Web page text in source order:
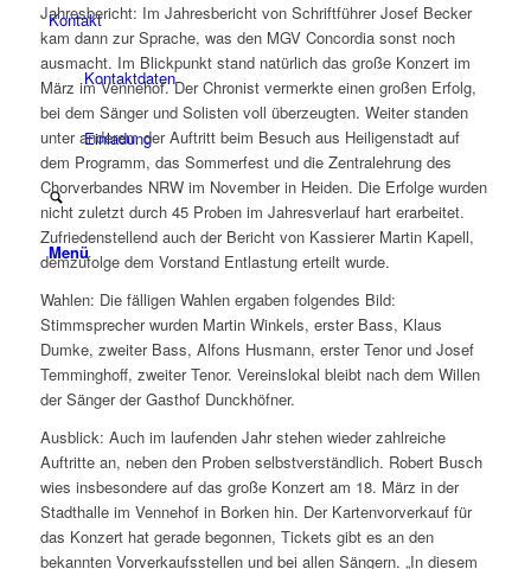
Kontakt
Kontaktdaten
Einladung
Menü
Jahresbericht: Im Jahresbericht von Schriftführer Josef Becker
kam dann zur Sprache, was den MGV Concordia sonst noch
ausmacht. Im Blickpunkt stand natürlich das große Konzert im
März im Vennehof. Der Chronist vermerkte einen großen Erfolg,
bei dem Sänger und Solisten voll überzeugten. Weiter standen
unter anderem der Auftritt beim Besuch aus Heiligenstadt auf
dem Programm, das Sommerfest und die Zentralehrung des
Chorverbandes NRW im November in Heiden. Die Erfolge wurden
nicht zuletzt durch 45 Proben im Jahresverlauf hart erarbeitet.
Zufriedenstellend auch der Bericht von Kassierer Martin Kapell,
demzufolge dem Vorstand Entlastung erteilt wurde.
Wahlen: Die fälligen Wahlen ergaben folgendes Bild:
Stimmsprecher wurden Martin Winkels, erster Bass, Klaus
Dumke, zweiter Bass, Alfons Husmann, erster Tenor und Josef
Temminghoff, zweiter Tenor. Vereinslokal bleibt nach dem Willen
der Sänger der Gasthof Dunckhöfner.
Ausblick: Auch im laufenden Jahr stehen wieder zahlreiche
Auftritte an, neben den Proben selbstverständlich. Robert Busch
wies insbesondere auf das große Konzert am 18. März in der
Stadthalle im Vennehof in Borken hin. Der Kartenvorverkauf für
das Konzert hat gerade begonnen, Tickets gibt es an den
bekannten Vorverkaufsstellen und bei allen Sängern. „In diesem